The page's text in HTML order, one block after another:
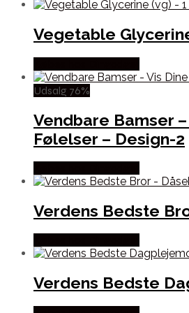
Vegetable
Udsalg 76%
Vendbare Bamser
Følelser – Design-2
Verdens Bedste
Verdens Bedste